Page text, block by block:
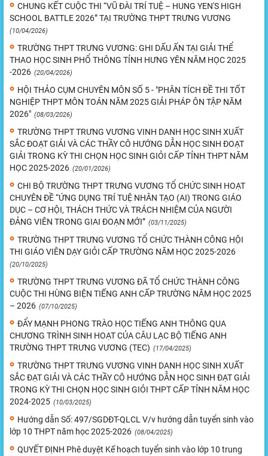
CHUNG KẾT CUỘC THI “VŨ ĐÀI TRÍ TUỆ – HUNG YEN'S HIGH
SCHOOL BATTLE 2026” TẠI TRƯỜNG THPT TRƯNG VƯƠNG
(10/04/2026)
TRƯỜNG THPT TRƯNG VƯƠNG: GHI DẤU ẤN TẠI GIẢI THỂ
THAO HỌC SINH PHỔ THÔNG TỈNH HƯNG YÊN NĂM HỌC 2025
-2026 (20/04/2026)
HỘI THẢO CỤM CHUYÊN MÔN SỐ 5 - "PHÂN TÍCH ĐỀ THI TỐT
NGHIỆP THPT MÔN TOÁN NĂM 2025 GIẢI PHÁP ÔN TẬP NĂM
2026" (08/03/2026)
TRƯỜNG THPT TRƯNG VƯƠNG VINH DANH HỌC SINH XUẤT
SẮC ĐOẠT GIẢI VÀ CÁC THẦY CÔ HƯỚNG DẪN HỌC SINH ĐOẠT
GIẢI TRONG KỲ THI CHỌN HỌC SINH GIỎI CẤP TỈNH THPT NĂM
HỌC 2025-2026 (20/01/2026)
CHI BỘ TRƯỜNG THPT TRƯNG VƯƠNG TỔ CHỨC SINH HOẠT
CHUYÊN ĐỀ “ỨNG DỤNG TRÍ TUỆ NHÂN TẠO (AI) TRONG GIÁO
DỤC – CƠ HỘI, THÁCH THỨC VÀ TRÁCH NHIỆM CỦA NGƯỜI
ĐẢNG VIÊN TRONG GIAI ĐOẠN MỚI” (03/11/2025)
TRƯỜNG THPT TRƯNG VƯƠNG TỔ CHỨC THÀNH CÔNG HỘI
THI GIÁO VIÊN DẠY GIỎI CẤP TRƯỜNG NĂM HỌC 2025-2026
(20/10/2025)
TRƯỜNG THPT TRƯNG VƯƠNG ĐÃ TỔ CHỨC THÀNH CÔNG
CUỘC THI HÙNG BIỆN TIẾNG ANH CẤP TRƯỜNG NĂM HỌC 2025
– 2026 (07/10/2025)
ĐẨY MẠNH PHONG TRÀO HỌC TIẾNG ANH THÔNG QUA
CHƯƠNG TRÌNH SINH HOẠT CỦA CÂU LẠC BỘ TIẾNG ANH
TRƯỜNG THPT TRƯNG VƯƠNG (TEC) (17/04/2025)
TRƯỜNG THPT TRƯNG VƯƠNG VINH DANH HỌC SINH XUẤT
SẮC ĐẠT GIẢI VÀ CÁC THẦY CÔ HƯỚNG DẪN HỌC SINH ĐẠT GIẢI
TRONG KỲ THI CHỌN HỌC SINH GIỎI THPT CẤP TỈNH NĂM HỌC
2024-2025 (10/03/2025)
Hướng dẫn Số: 497/SGDĐT-QLCL V/v hướng dẫn tuyển sinh vào
lớp 10 THPT năm học 2025-2026 (08/04/2025)
QUYẾT ĐỊNH Phê duyệt Kế hoạch tuyển sinh vào lớp 10 trung